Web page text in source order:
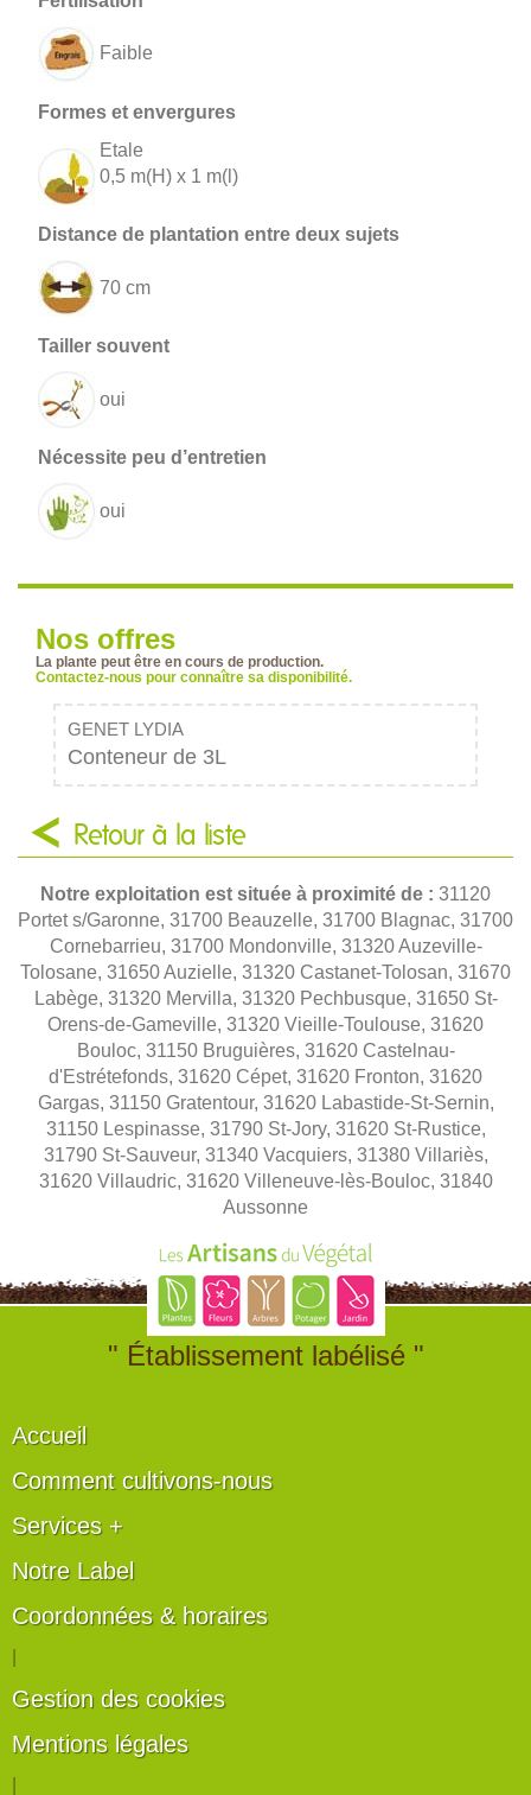
Faible
Etale
0,5 m(H) x 1 m(l)
70 cm
oui
oui
Nos offres
La plante peut être en cours de production.
Contactez-nous pour connaître sa disponibilité.
GENET LYDIA
Conteneur de 3L
Retour à la liste
Notre exploitation est située à proximité de : 31120
Portet s/Garonne, 31700 Beauzelle, 31700 Blagnac, 31700
Cornebarrieu, 31700 Mondonville, 31320 Auzeville-
Tolosane, 31650 Auzielle, 31320 Castanet-Tolosan, 31670
Labège, 31320 Mervilla, 31320 Pechbusque, 31650 St-
Orens-de-Gameville, 31320 Vieille-Toulouse, 31620
Bouloc, 31150 Bruguières, 31620 Castelnau-
d'Estrétefonds, 31620 Cépet, 31620 Fronton, 31620
Gargas, 31150 Gratentour, 31620 Labastide-St-Sernin,
31150 Lespinasse, 31790 St-Jory, 31620 St-Rustice,
31790 St-Sauveur, 31340 Vacquiers, 31380 Villariès,
31620 Villaudric, 31620 Villeneuve-lès-Bouloc, 31840
Aussonne
" Établissement labélisé "
Accueil
Comment cultivons-nous
Services +
Notre Label
Coordonnées & horaires
Gestion des cookies
Mentions légales